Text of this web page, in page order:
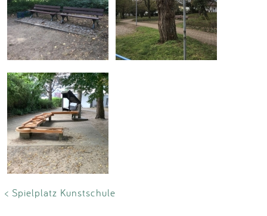
< Spielplatz Kunstschule